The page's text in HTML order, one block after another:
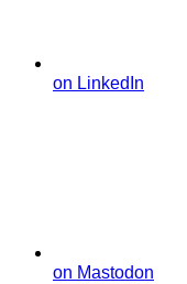
on LinkedIn
on Mastodon